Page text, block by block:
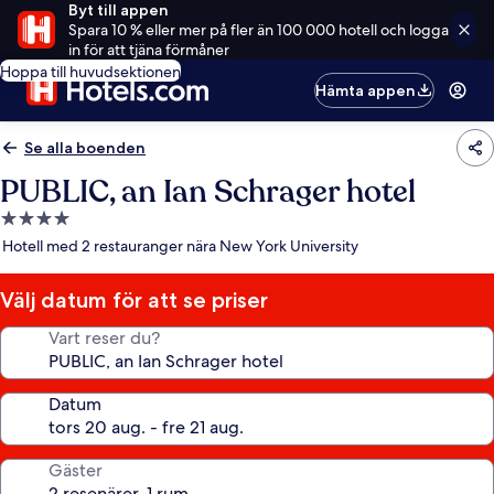
Byt till appen
Spara 10 % eller mer på fler än 100 000 hotell och logga
in för att tjäna förmåner
Hoppa till huvudsektionen
Hämta appen
Se alla boenden
PUBLIC, an Ian Schrager hotel
4.0-
stjärnigt
Hotell med 2 restauranger nära New York University
Välj datum för att se priser
Vart reser du?
Datum
Gäster